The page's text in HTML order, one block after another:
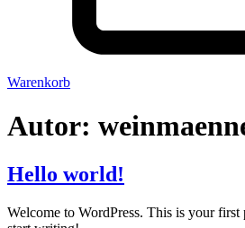
Warenkorb
Autor:
Hello world!
Welcome to WordPress. This is your first